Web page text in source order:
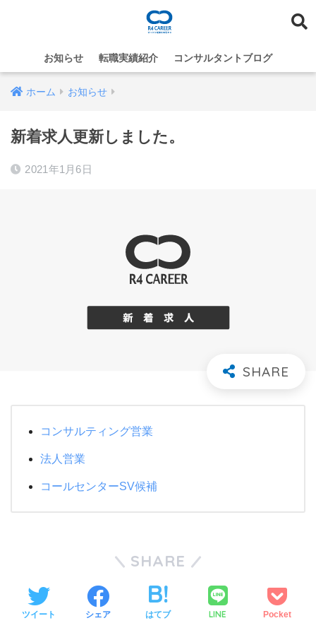
お知らせ 転職実績紹介 コンサルタントブログ
ホーム お知らせ
新着求人更新しました。
2021年1月6日
コンサルティング営業
法人営業
コールセンターSV候補
SHARE
ツイート シェア はてブ LINE Pocket